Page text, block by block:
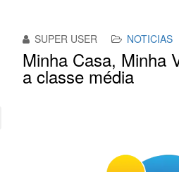
SUPER USER NOTICIAS
Minha Casa, Minha
a classe média